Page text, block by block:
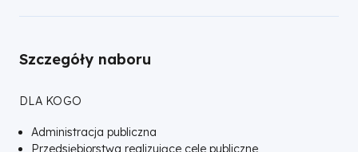
Szczegóły naboru
DLA KOGO
Administracja publiczna
Przedsiębiorstwa realizujące cele publiczne